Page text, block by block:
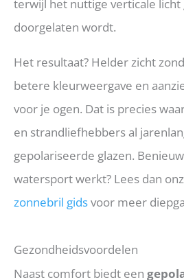
terwijl het nuttige verticale
doorgelaten wordt.
Het resultaat? Helder zicht
betere kleurweergave en
voor je ogen. Dat is precies
en strandliefhebbers al
gepolariseerde glazen.
watersport werkt? Lees dan
zonnebril gidsvoor meer
Gezondheidsvoordelen
Naast comfort biedt een